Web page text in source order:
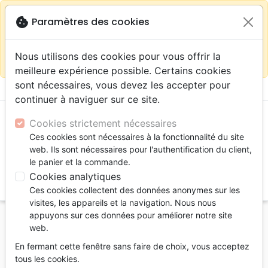
Continuer sur le site France close
warningSelon votre
localisation (États-
sur la boutique La Maison de la Bible Suisse
menu shopping_cart
Accueil Livres Doctrine
Saint Esprit
charisphobie - Réflexion à trois voix
cookie Paramètres des cookies
Nous utilisons des cookies pour vous offrir la
meilleure expérience possible. Certains cookies
sont nécessaires, vous devez les accepter pour
continuer à naviguer sur ce site.
Cookies strictement nécessaires
Ces cookies sont nécessaires à la fonctionnalité du site
web. Ils sont nécessaires pour l'authentification du client,
le panier et la commande.
Cookies analytiques
Ces cookies collectent des données anonymes sur les
visites, les appareils et la navigation. Nous nous
appuyons sur ces données pour améliorer notre site
web.
En fermant cette fenêtre sans faire de choix, vous acceptez
tous les cookies.